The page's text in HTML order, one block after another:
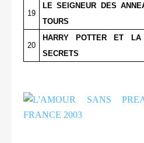
19
LE SEIGNEUR DES
TOURS
20
HARRY POTTER ET LA
SECRETS